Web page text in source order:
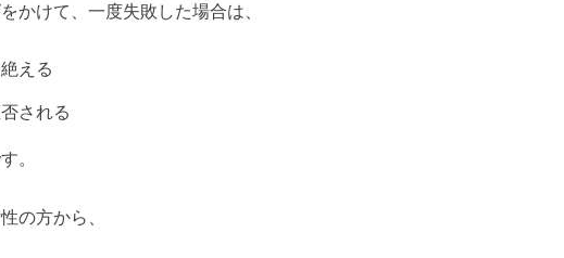
かけて、一度失敗した場合は、
える
される
。
の方から、